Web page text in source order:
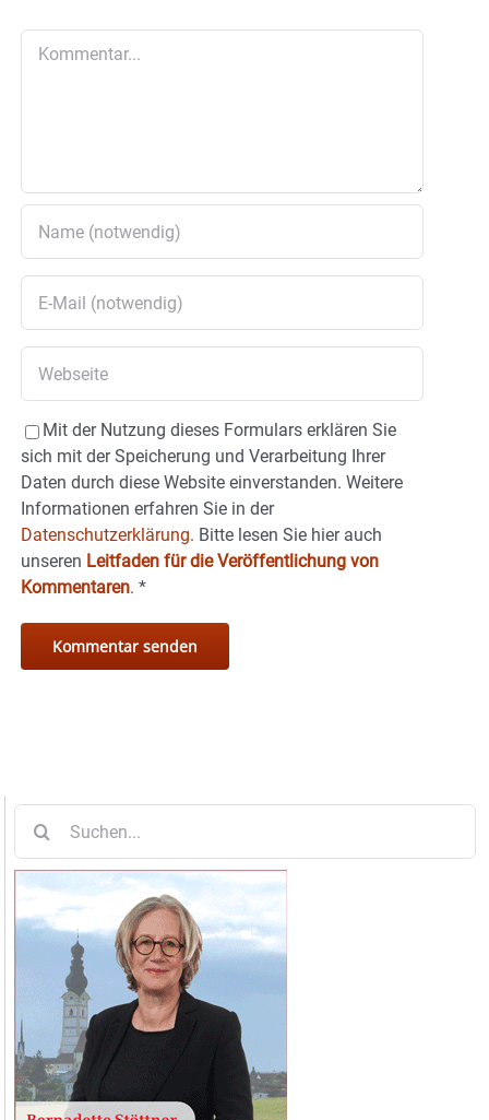
Mit der Nutzung dieses Formulars erklären Sie
sich mit der Speicherung und Verarbeitung Ihrer
Daten durch diese Website einverstanden. Weitere
Informationen erfahren Sie in der
Datenschutzerklärung. Bitte lesen Sie hier auch
unseren Leitfaden für die Veröffentlichung von
Kommentaren. *
nach: